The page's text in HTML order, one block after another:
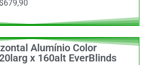
Alumínio Color
x 160alt EverBlinds